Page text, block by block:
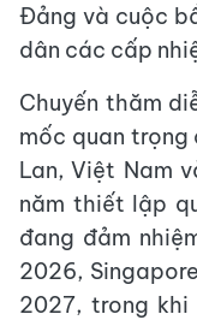
Đảng và cuộc
dân các cấp
Chuyến thăm
mốc quan trọng
Lan, Việt Nam
năm thiết lập
đang đảm
2026,
2027, trong